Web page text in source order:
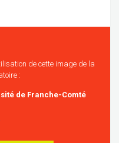
de cette image de la
:
de Franche-Comté